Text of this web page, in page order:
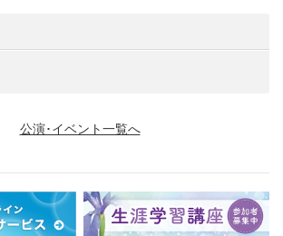
公演･イベント一覧へ